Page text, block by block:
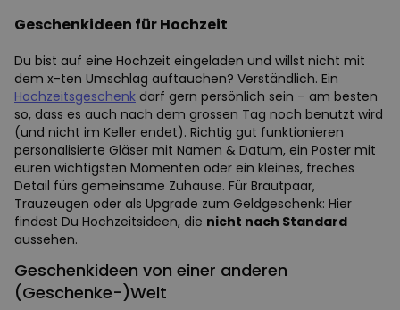
Geschenkideen für Hochzeit
Du bist auf eine Hochzeit eingeladen und willst nicht mit
dem x-ten Umschlag auftauchen? Verständlich. Ein
Hochzeitsgeschenk darf gern persönlich sein – am besten
so, dass es auch nach dem grossen Tag noch benutzt wird
(und nicht im Keller endet). Richtig gut funktionieren
personalisierte Gläser mit Namen & Datum, ein Poster mit
euren wichtigsten Momenten oder ein kleines, freches
Detail fürs gemeinsame Zuhause. Für Brautpaar,
Trauzeugen oder als Upgrade zum Geldgeschenk: Hier
findest Du Hochzeitsideen, die nicht nach Standard
aussehen.
Geschenkideen von einer anderen
(Geschenke-)Welt